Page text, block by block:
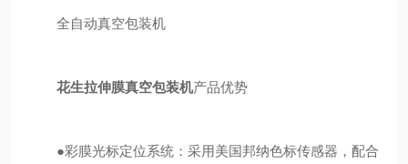
全自动真空包装机
花生拉伸膜真空包装机产品优势
●彩膜光标定位系统：采用美国邦纳色标传感器，配合